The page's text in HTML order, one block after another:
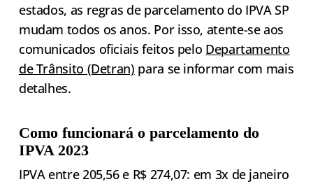
estados, as regras de parcelamento do IPVA SP
mudam todos os anos. Por isso, atente-se aos
comunicados oficiais feitos pelo Departamento
de Trânsito (Detran) para se informar com mais
detalhes.
Como funcionará o parcelamento do
IPVA 2023
IPVA entre 205,56 e R$ 274,07: em 3x de janeiro